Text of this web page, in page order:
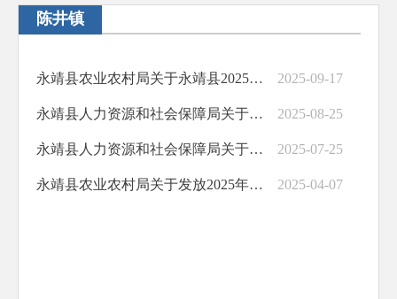
基层政务公开标准化规范化
陈井镇
永靖县农业农村局关于永靖县2025年秋季第一批雨露计划学生补助名单的公示 2025-09-17
永靖县人力资源和社会保障局关于发放2025年8月份乡村公益性岗位补贴的公示 2025-08-25
永靖县人力资源和社会保障局关于发放2025年7月份乡村公益性岗位补贴的公示 2025-07-25
永靖县农业农村局关于发放2025年永靖县耕地地力保护补贴资金的公示 2025-04-07